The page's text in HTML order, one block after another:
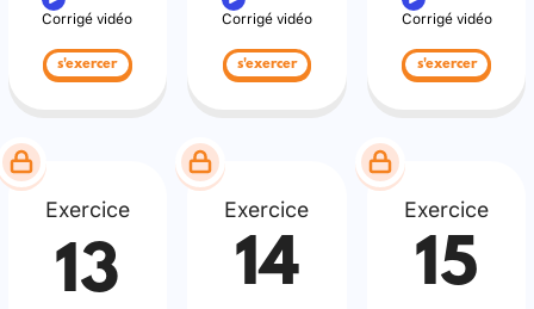
Corrigé vidéo
s'exercer
Corrigé vidéo
s'exercer
Corrigé vidéo
s'exercer
Exercice
13
Exercice
14
Exercice
15